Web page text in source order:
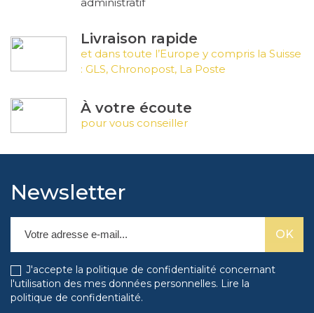
Livraison rapide
et dans toute l’Europe y compris la Suisse
: GLS, Chronopost, La Poste
À votre écoute
pour vous conseiller
Newsletter
J'accepte la politique de confidentialité concernant
l'utilisation des mes données personnelles. Lire la
politique de confidentialité.